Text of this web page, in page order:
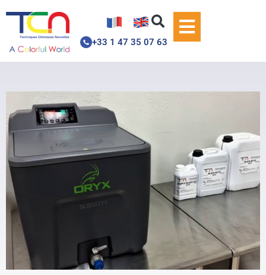
+33 1 47 35 07 63